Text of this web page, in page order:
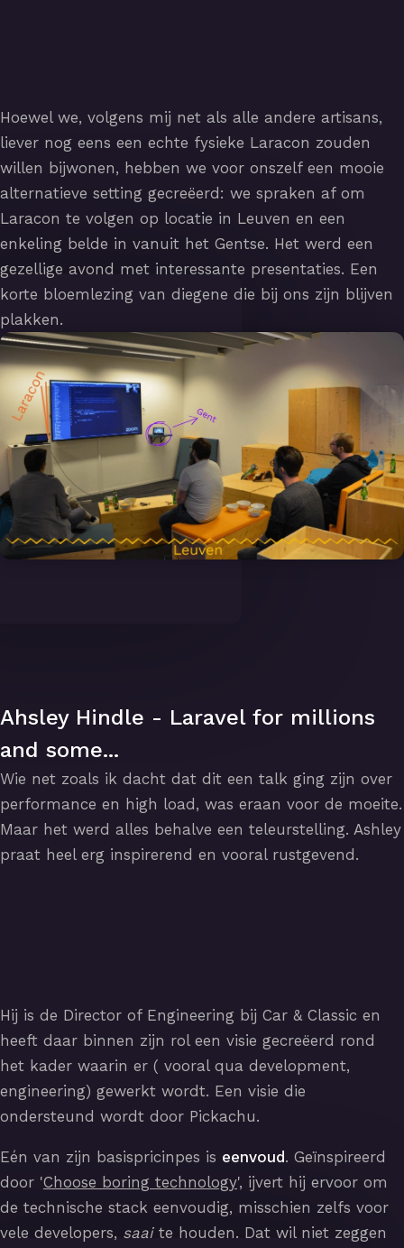
Hoewel we, volgens mij net als alle andere artisans,
liever nog eens een echte fysieke Laracon zouden
willen bijwonen, hebben we voor onszelf een mooie
alternatieve setting gecreëerd: we spraken af om
Laracon te volgen op locatie in Leuven en een
enkeling belde in vanuit het Gentse. Het werd een
gezellige avond met interessante presentaties. Een
korte bloemlezing van diegene die bij ons zijn blijven
plakken.
Ahsley Hindle - Laravel for millions
and some...
Wie net zoals ik dacht dat dit een talk ging zijn over
performance en high load, was eraan voor de moeite.
Maar het werd alles behalve een teleurstelling. Ashley
praat heel erg inspirerend en vooral rustgevend.
Hij is de Director of Engineering bij Car & Classic en
heeft daar binnen zijn rol een visie gecreëerd rond
het kader waarin er ( vooral qua development,
engineering) gewerkt wordt. Een visie die
ondersteund wordt door Pickachu.
Eén van zijn basispricinpes is eenvoud. Geïnspireerd
door 'Choose boring technology', ijvert hij ervoor om
de technische stack eenvoudig, misschien zelfs voor
vele developers, saai te houden. Dat wil niet zeggen